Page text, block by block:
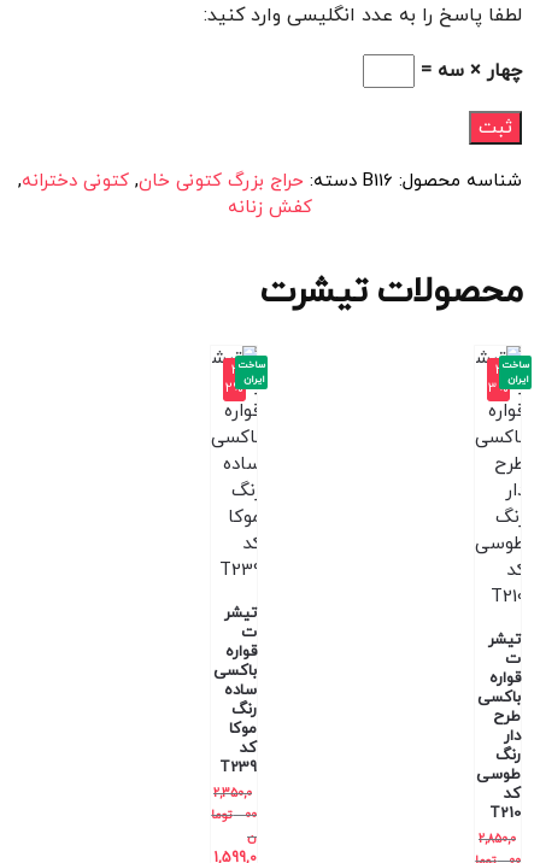
لطفا پاسخ را به عدد انگلیسی وارد کنید:
چهار × سه =
شناسه محصول: B116 دسته: حراج بزرگ کتونی خان, کتونی دخترانه,
کفش زنانه
محصولات تیشرت
-3
3%
تیشر
ت
قواره
باکسی
طرح
دار
رنگ
طوسی
کد
T210
2,850,0
ساخت
ایران
-3
2%
تیشر
ت
قواره
باکسی
ساده
رنگ
موکا
کد
T239
2,350,0
00
توما
ن
1,599,0
ساخت
ایران